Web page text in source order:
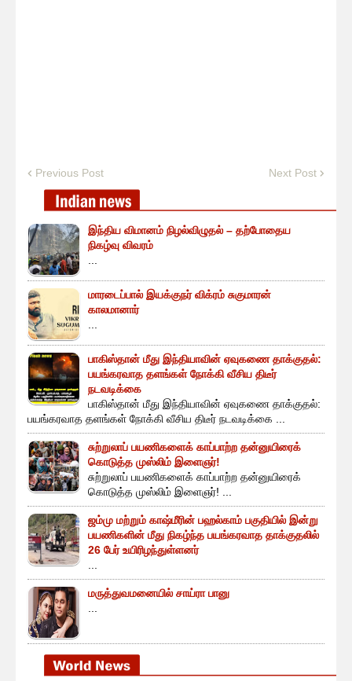
Previous Post Next Post
இந்திய விமானம் நிழல்விழுதல் – தற்போதைய
நிகழ்வு விவரம்
...
மாரடைப்பால் இயக்குநர் விக்ரம் சுகுமாரன்
காலமானார்
...
பாகிஸ்தான் மீது இந்தியாவின் ஏவுகணை தாக்குதல்:
பயங்கரவாத தளங்கள் நோக்கி வீசிய திடீர்
நடவடிக்கை
பாகிஸ்தான் மீது இந்தியாவின் ஏவுகணை தாக்குதல்:
பயங்கரவாத தளங்கள் நோக்கி வீசிய திடீர் நடவடிக்கை ...
சுற்றுலாப் பயணிகளைக் காப்பாற்ற தன்னுயிரைக்
கொடுத்த முஸ்லிம் இளைஞர்!
சுற்றுலாப் பயணிகளைக் காப்பாற்ற தன்னுயிரைக்
கொடுத்த முஸ்லிம் இளைஞர்! ...
ஜம்மு மற்றும் காஷ்மீரின் பஹல்காம் பகுதியில் இன்று
பயணிகளின் மீது நிகழ்ந்த பயங்கரவாத தாக்குதலில்
26 பேர் உயிரிழந்துள்ளனர்
...
மருத்துவமனையில் சாய்ரா பானு
...